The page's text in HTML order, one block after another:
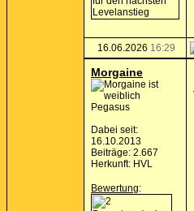
16.06.2026 16:29
Morgaine
Pegasus
Dabei seit:
16.10.2013
Beiträge: 2.667
Herkunft: HVL
Bewertung: